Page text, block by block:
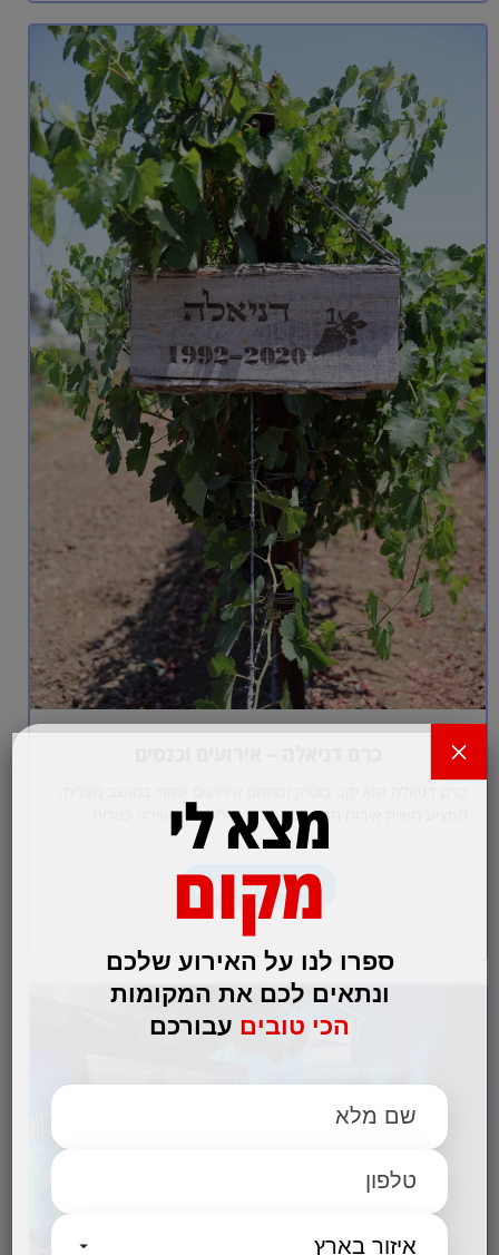
המציע חוויית אירוח המשלבת טבע, קולינריה ואווירה כפרית
במרחק קצר ממרכז הארץ.…
לפרטים והזמנות
מצא לי
מקום
ספרו לנו על האירוע שלכם
ונתאים לכם את המקומות
הכי טובים עבורכם
×